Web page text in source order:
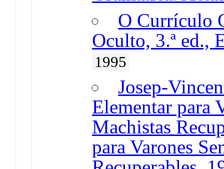
O Currículo
Oculto, 3.ª ed.,
1995
Josep-
Elementar para
Machistas
para Varones